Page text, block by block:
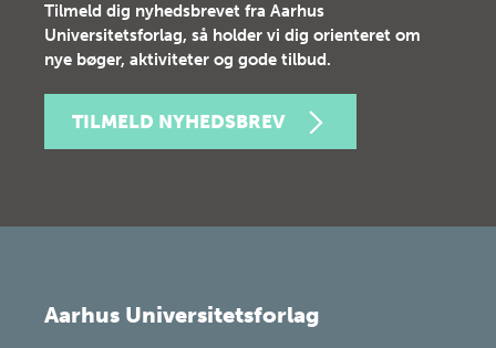
Tilmeld dig nyhedsbrevet fra Aarhus
Universitetsforlag, så holder vi dig orienteret om
nye bøger, aktiviteter og gode tilbud.
TILMELD NYHEDSBREV
Aarhus Universitetsforlag